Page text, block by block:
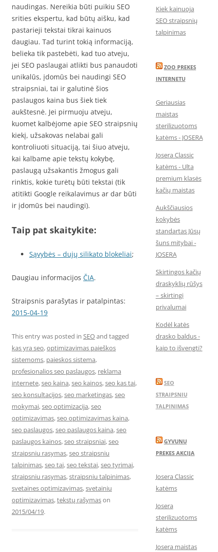
naudingas. Nereikia būti puikiu SEO
srities ekspertu, kad būtų aišku, kad
pastarieji tekstai tikrai kainuos
daugiau. Tad turint tokią informaciją,
belieka tik pastebėti, kad tuo atveju,
jei SEO paslaugai atlikti bus panaudoti
unikalūs, įdomūs bei naudingi SEO
straipsniai, tai ir galutinė šios
paslaugos kaina bus šiek tiek
aukštesnė. Jei pirmuoju atveju,
kuomet kalbėjome apie SEO straipsnių
kiekį, užsakovas nelabai gali
kontroliuoti situaciją, tai šiuo atveju,
kai kalbame apie tekstų kokybę,
paslaugą užsakantis žmogus gali
rinktis, kokie turėtų būti tekstai (tik
atitikti Google reikalavimus ar dar būti
ir įdomūs bei naudingi).
Taip pat skaitykite:
Sąvybės – dujų silikato blokeliai;
Daugiau informacijos ČIA.
Straipsnis parašytas ir patalpintas:
2015-04-19
This entry was posted in SEOand tagged
kas yra seo,optimizavimas paieškos
sistemoms, paieskos sistema,
profesionalios seo paslaugos, reklama
internete,seo kaina,seo kainos,seo kas tai,
seo konsultacijos,seo marketingas,seo
mokymai,seo optimizacija,seo
optimizavimas,seo optimizavimas kaina,
seo paslaugos,seo paslaugos kaina,seo
paslaugos kainos,seo straipsniai,seo
straipsniu rasymas,seo straipsniu
talpinimas,seo tai,seo tekstai,seo tyrimai,
straipsniu rasymas,straipsniu talpinimas,
svetaines optimizavimas,svetainiu
optimizavimas,tekstų rašymason
2015/04/19.
Kiek kainuoja
SEO straipsnių
talpinimas
ZOO PREKES
INTERNETU
Geriausias
maistas
sterilizuotoms
katėms - JOSERA
Josera Classic
katėms - Ulta
premium klasės
kačių maistas
Aukščiausios
kokybės
standartas Jūsų
šuns mitybai -
JOSERA
Skirtingos kačių
draskyklių rūšys
– skirtingi
privalumai
Kodėl katės
drasko baldus -
kaip to išvengti?
SEO
STRAIPSNIU
TALPINIMAS
GYVUNU
PREKES AKCIJA
Josera Classic
katėms
Josera
sterilizuotoms
katėms
Josera maistas